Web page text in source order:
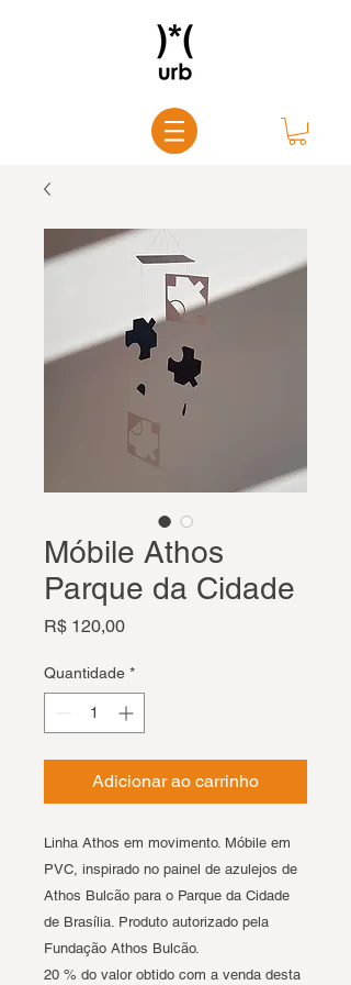
Móbile Athos
Parque da Cidade
R$ 120,00Preço
Quantidade *
Adicionar ao carrinho
Linha Athos em movimento. Móbile em
PVC, inspirado no painel de azulejos de
Athos Bulcão para o Parque da Cidade
de Brasília. Produto autorizado pela
Fundação Athos Bulcão.
20 % do valor obtido com a venda desta